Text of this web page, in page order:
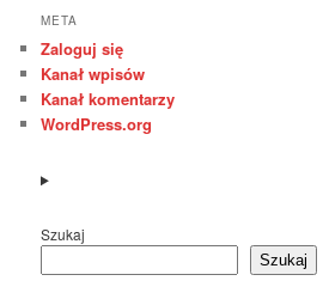
META
Zaloguj się
Kanał wpisów
Kanał komentarzy
WordPress.org
Szukaj
Szukaj